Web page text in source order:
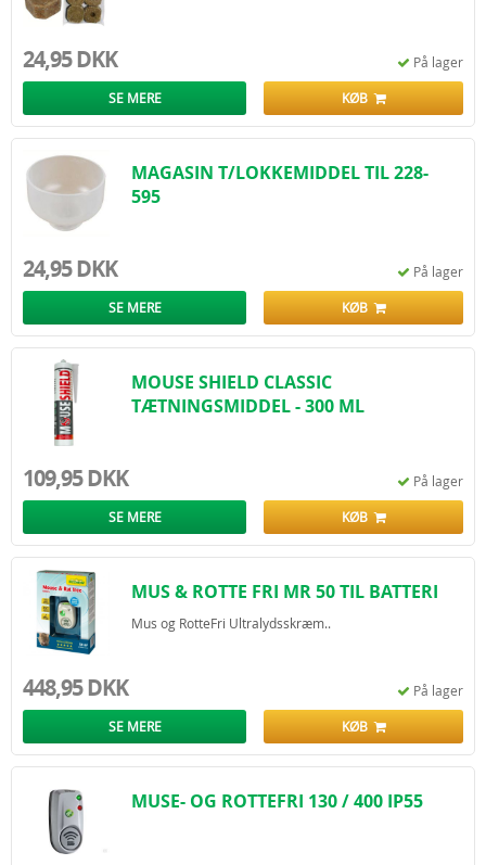
24,95 DKK På lager
SE MERE KØB
MAGASIN T/LOKKEMIDDEL TIL 228-
595
24,95 DKK På lager
SE MERE KØB
MOUSE SHIELD CLASSIC
TÆTNINGSMIDDEL - 300 ML
109,95 DKK På lager
SE MERE KØB
MUS & ROTTE FRI MR 50 TIL BATTERI
Mus og RotteFri Ultralydsskræm..
448,95 DKK På lager
SE MERE KØB
MUSE- OG ROTTEFRI 130 / 400 IP55